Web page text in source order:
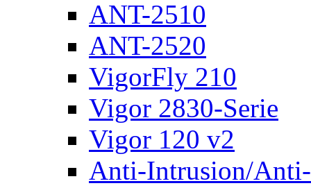
ANT-2510
ANT-2520
VigorFly 210
Vigor 2830-Serie
Vigor 120 v2
Anti-Intrusion/